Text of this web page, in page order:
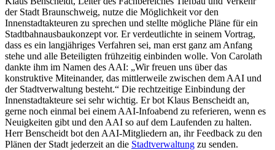
der Stadt Braunschweig, nutze die Möglichkeit vor den
Innenstadtakteuren zu sprechen und stellte mögliche Pläne für ein
Stadtbahnausbaukonzept vor. Er verdeutlichte in seinem Vortrag,
dass es ein langjähriges Verfahren sei, man erst ganz am Anfang
stehe und alle Beteiligten frühzeitig einbinden wolle. Von Carolath
dankte ihm im Namen des AAI: „Wir freuen uns über das
konstruktive Miteinander, das mittlerweile zwischen dem AAI und
der Stadtverwaltung besteht.“ Die rechtzeitige Einbindung der
Innenstadtakteure sei sehr wichtig. Er bot Klaus Benscheidt an,
gerne noch einmal bei einem AAI-Infoabend zu referieren, wenn es
Neuigkeiten gibt und den AAI so auf dem Laufenden zu halten.
Herr Benscheidt bot den AAI-Mitgliedern an, ihr Feedback zu den
Plänen der Stadt jederzeit an die Stadtverwaltung zu senden.